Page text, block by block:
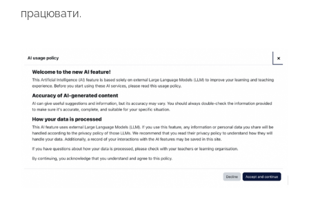
працювати.